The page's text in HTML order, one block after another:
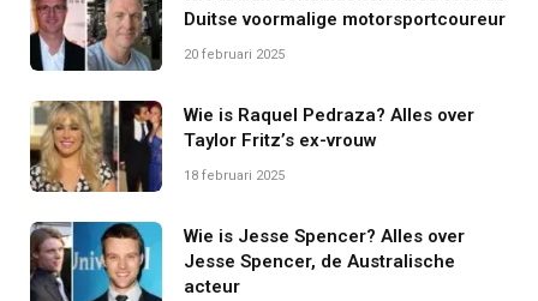
Duitse voormalige motorsportcoureur
20 februari 2025
Wie is Raquel Pedraza? Alles over
Taylor Fritz’s ex-vrouw
18 februari 2025
Wie is Jesse Spencer? Alles over
Jesse Spencer, de Australische
acteur